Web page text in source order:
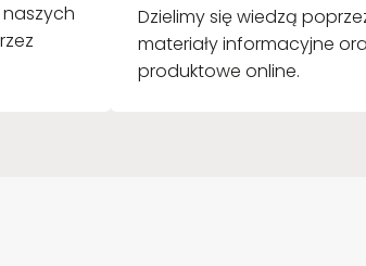
Dzielimy się wiedzą
materiały informacyjne
produktowe online.